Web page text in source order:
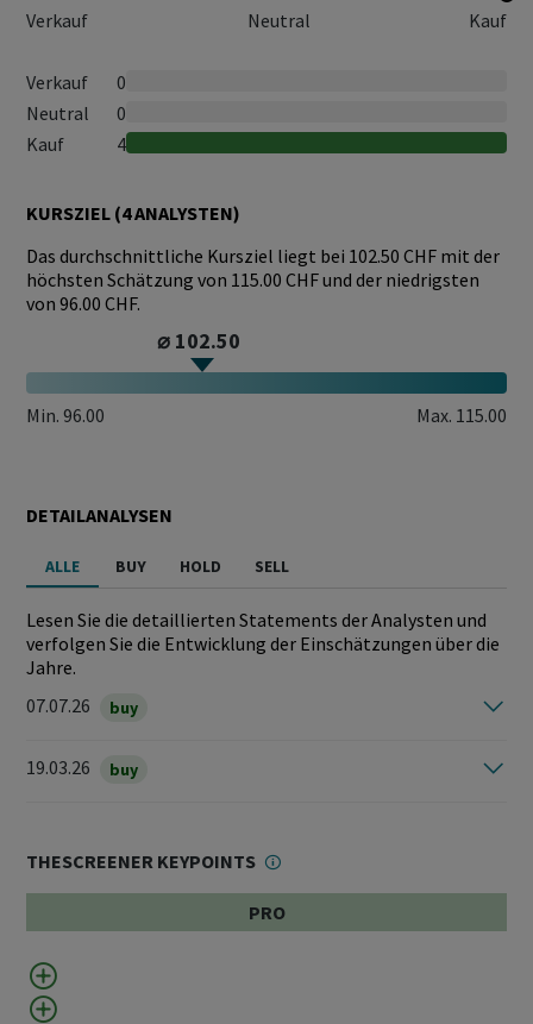
Verkauf Neutral Kauf
Verkauf
0
Neutral
0
Kauf
4
KURSZIEL (4ANALYSTEN)
Das durchschnittliche Kursziel liegt bei 102.50 CHF mit der
höchsten Schätzung von 115.00 CHF und der niedrigsten
von 96.00 CHF.
⌀ 102.50
Min. 96.00 Max. 115.00
DETAILANALYSEN
ALLE BUY HOLD SELL
Lesen Sie die detaillierten Statements der Analysten und
verfolgen Sie die Entwicklung der Einschätzungen über die
Jahre.
07.07.26
buy
19.03.26 buy
THESCREENER KEYPOINTS
PRO